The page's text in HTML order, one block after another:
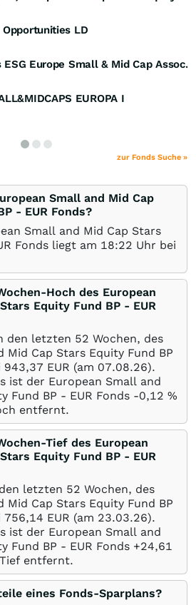
Opportunities LD
Europe Small & Mid Cap Assoc.
EUROPA I
zur Fonds Suche »
Small and Mid Cap
- EUR Fonds?
Small and Mid Cap Stars
Fonds liegt am 18:22 Uhr bei
Hoch des European
Equity Fund BP - EUR
den letzten 52 Wochen, des
Mid Cap Stars Equity Fund BP
943,37 EUR (am 07.08.26).
ist der European Small and
Fund BP - EUR Fonds -0,12 %
entfernt.
Tief des European
Equity Fund BP - EUR
letzten 52 Wochen, des
Mid Cap Stars Equity Fund BP
756,14 EUR (am 23.03.26).
ist der European Small and
Fund BP - EUR Fonds +24,61
entfernt.
eines Fonds-Sparplans?